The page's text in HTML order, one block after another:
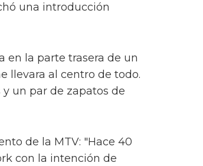
una introducción
en la parte trasera de un
llevara al centro de todo.
un par de zapatos de
de la MTV: "Hace 40
con la intención de